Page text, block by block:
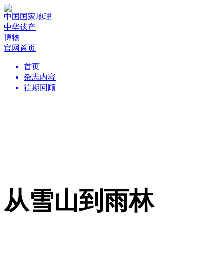
中国国家地理
中华遗产
博物
官网首页
首页
杂志内容
往期回顾
从雪山到雨林